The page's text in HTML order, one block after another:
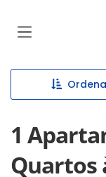
1
Quartos